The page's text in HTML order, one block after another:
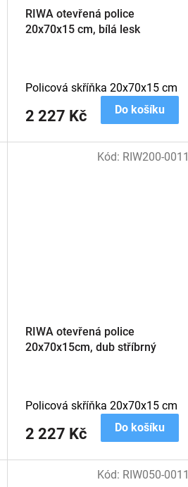
RIWA otevřená police
20x70x15 cm, bílá lesk
2 227 Kč Do košíku
Policová skříňka 20x70x15 cm
RIWA otevřená police
20x70x15cm, dub stříbrný
2 227 Kč Do košíku
Policová skříňka 20x70x15 cm
Kód: RIW200-0011
Kód: RIW050-0011